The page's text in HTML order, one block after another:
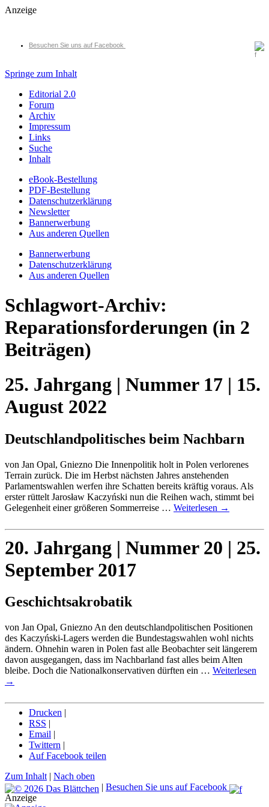
Anzeige
Besuchen Sie uns auf Facebook
Springe zum Inhalt
Editorial 2.0
Forum
Archiv
Impressum
Links
Suche
Inhalt
eBook-Bestellung
PDF-Bestellung
Datenschutzerklärung
Newsletter
Bannerwerbung
Aus anderen Quellen
Bannerwerbung
Datenschutzerklärung
Aus anderen Quellen
Schlagwort-Archiv:
Reparationsforderungen (in 2
Beiträgen)
25. Jahrgang | Nummer 17 | 15.
August 2022
Deutschlandpolitisches beim Nachbarn
von Jan Opal, Gniezno Die Innenpolitik holt in Polen verlorenes
Terrain zurück. Die im Herbst nächsten Jahres anstehenden
Parlamentswahlen werfen ihre Schatten bereits kräftig voraus. Als
erster rüttelt Jarosław Kaczyński nun die Reihen wach, stimmt bei
Gelegenheit einer größeren Sommerreise … Weiterlesen →
20. Jahrgang | Nummer 20 | 25.
September 2017
Geschichtsakrobatik
von Jan Opal, Gniezno An den deutschlandpolitischen Positionen
des Kaczyński-Lagers werden die Bundestagswahlen wohl nichts
ändern. Ohnehin waren in Polen fast alle Beobachter seit längerem
davon ausgegangen, dass im Nachbarland fast alles beim Alten
bleibe. Doch die Nationalkonservativen dürften ein … Weiterlesen
→
Drucken |
RSS |
Email |
Twittern |
Auf Facebook teilen
Zum Inhalt | Nach oben
| Besuchen Sie uns auf Facebook
Anzeige